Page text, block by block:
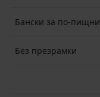
Бански за по-пищни
Без презрамки